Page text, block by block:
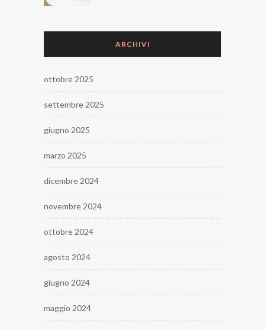
ARCHIVI
ottobre 2025
settembre 2025
giugno 2025
marzo 2025
dicembre 2024
novembre 2024
ottobre 2024
agosto 2024
giugno 2024
maggio 2024